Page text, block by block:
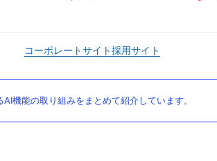
コーポレートサイト採用サイト
機能の取り組みをまとめて紹介しています。